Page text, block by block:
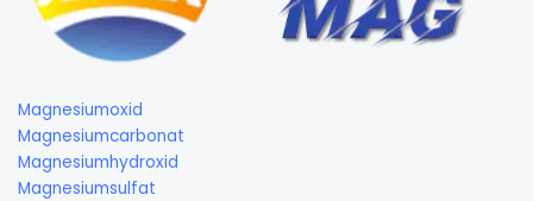
Magnesiumoxid
Magnesiumcarbonat
Magnesiumhydroxid
Magnesiumsulfat